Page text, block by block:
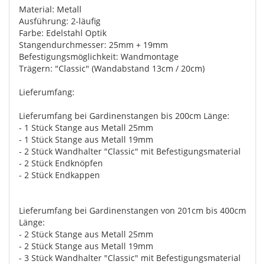
Material: Metall
Ausführung: 2-läufig
Farbe: Edelstahl Optik
Stangendurchmesser: 25mm + 19mm
Befestigungsmöglichkeit: Wandmontage
Trägern: "Classic" (Wandabstand 13cm / 20cm)
Lieferumfang:
Lieferumfang bei Gardinenstangen bis 200cm Länge:
- 1 Stück Stange aus Metall 25mm
- 1 Stück Stange aus Metall 19mm
- 2 Stück Wandhalter "Classic" mit Befestigungsmaterial
- 2 Stück Endknöpfen
- 2 Stück Endkappen
Lieferumfang bei Gardinenstangen von 201cm bis 400cm
Länge:
- 2 Stück Stange aus Metall 25mm
- 2 Stück Stange aus Metall 19mm
- 3 Stück Wandhalter "Classic" mit Befestigungsmaterial